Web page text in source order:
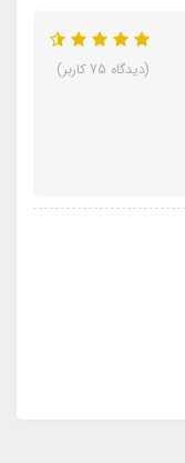
(دیدگاه 75 کاربر)